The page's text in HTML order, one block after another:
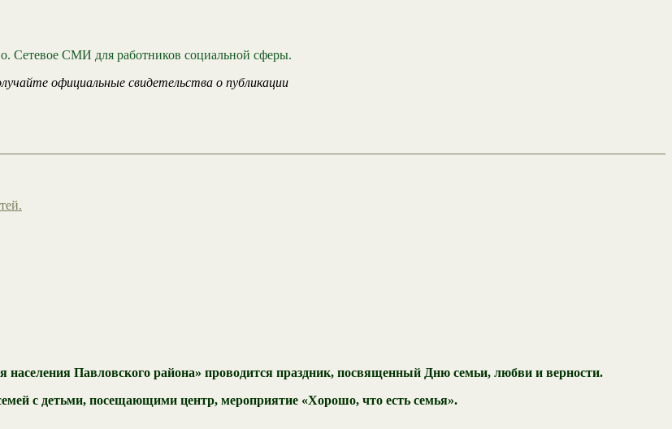
Сетевое СМИ для работников социальной сферы.
официальные свидетельства о публикации
Павловского района» проводится праздник, посвященный Дню семьи, любви и верности.
с детьми, посещающими центр, мероприятие «Хорошо, что есть семья».